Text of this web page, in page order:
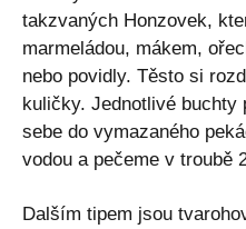
takzvaných Honzovek,
marmeládou, mákem,
nebo povidly. Těsto si
kuličky. Jednotlivé buchty
sebe do vymazaného
vodou a pečeme v troubě
Dalším tipem jsou